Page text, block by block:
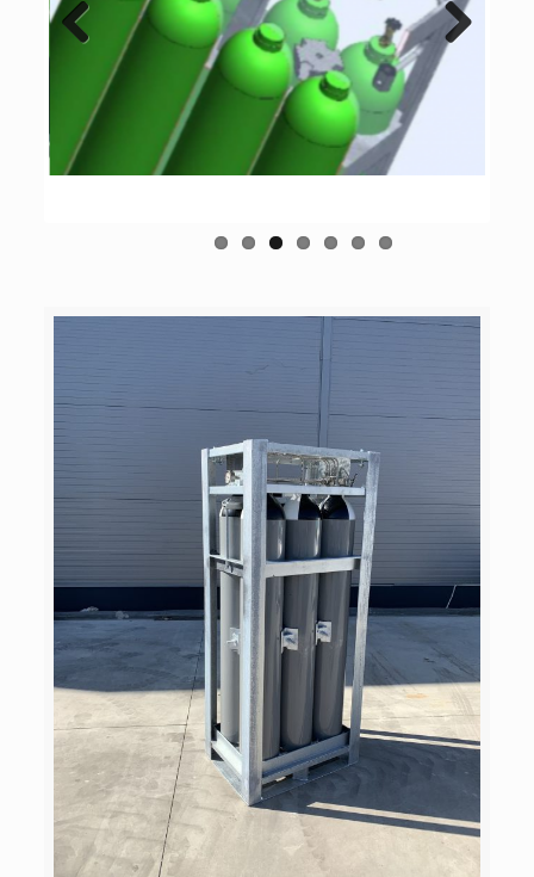
Previous Next